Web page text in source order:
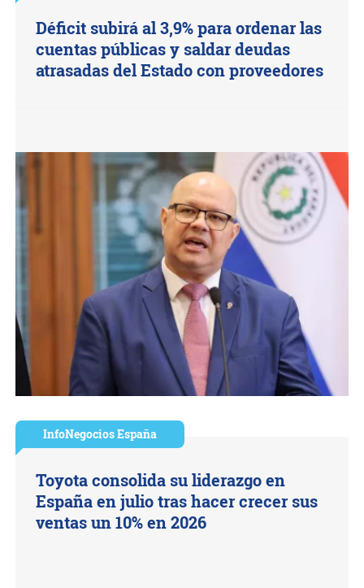
Déficit subirá al 3,9% para ordenar las
cuentas públicas y saldar deudas
atrasadas del Estado con proveedores
InfoNegocios España
Toyota consolida su liderazgo en
España en julio tras hacer crecer sus
ventas un 10% en 2026